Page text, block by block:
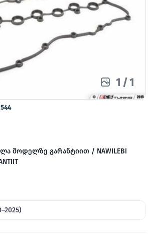
1 /1
მოდელზე გარანტიით / NAWILEBI